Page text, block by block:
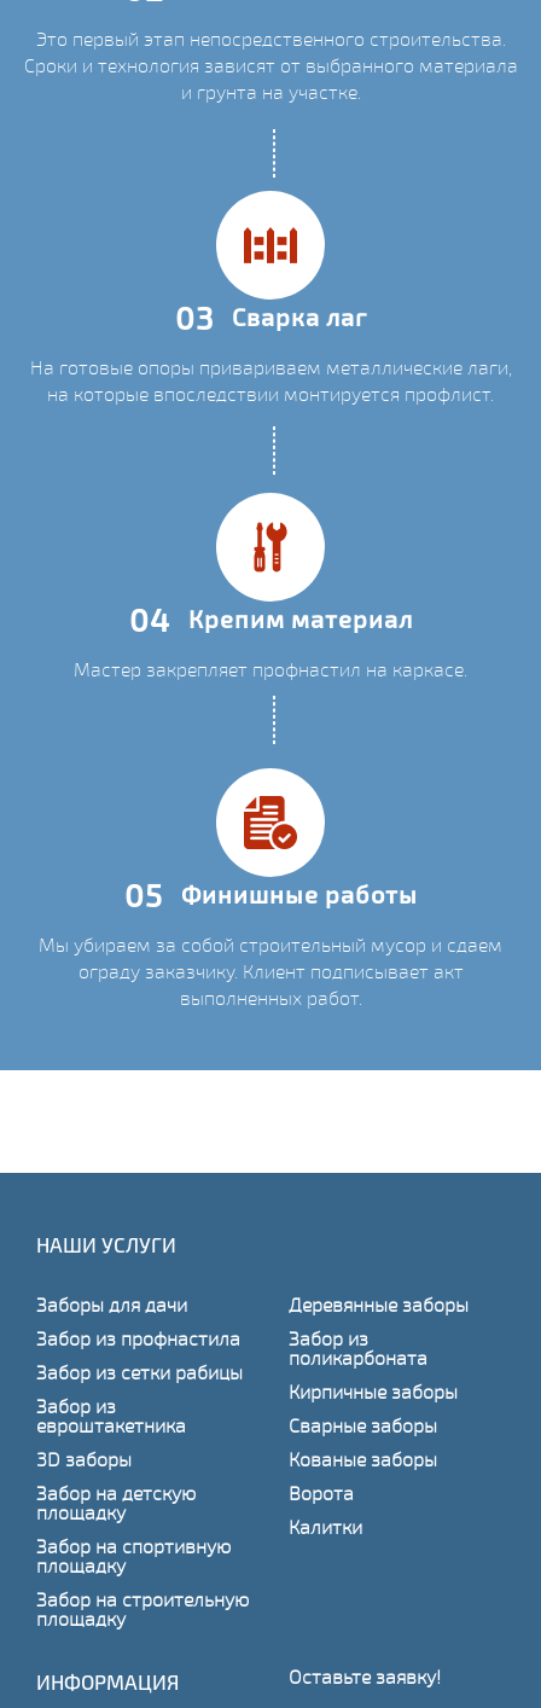
Это первый этап непосредственного строительства.
Сроки и технология зависят от выбранного материала
и грунта на участке.
03 Сварка лаг
На готовые опоры привариваем металлические лаги,
на которые впоследствии монтируется профлист.
04 Крепим материал
Мастер закрепляет профнастил на каркасе.
05 Финишные работы
Мы убираем за собой строительный мусор и сдаем
ограду заказчику. Клиент подписывает акт
выполненных работ.
НАШИ УСЛУГИ
Заборы для дачи
Забор из профнастила
Забор из сетки рабицы
Забор из
евроштакетника
3D заборы
Забор на детскую
площадку
Забор на спортивную
площадку
Забор на строительную
площадку
Деревянные заборы
Забор из
поликарбоната
Кирпичные заборы
Сварные заборы
Кованые заборы
Ворота
Калитки
ИНФОРМАЦИЯ Оставьте заявку!